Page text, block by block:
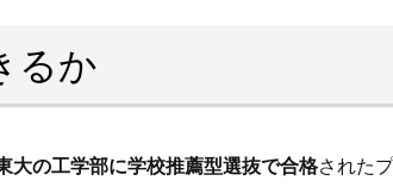
るか
大の工学部に学校推薦型選抜で合格された